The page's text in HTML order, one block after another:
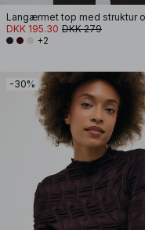
DKK 195.30 DKK 279
+2
-30%